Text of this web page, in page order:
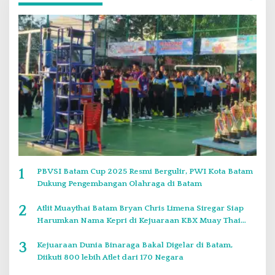
1
PBVSI Batam Cup 2025 Resmi Bergulir, PWI Kota Batam
Dukung Pengembangan Olahraga di Batam
2
Atlit Muaythai Batam Bryan Chris Limena Siregar Siap
Harumkan Nama Kepri di Kejuaraan KBX Muay Thai
3
Kejuaraan Dunia Binaraga Bakal Digelar di Batam,
Diikuti 800 lebih Atlet dari 170 Negara